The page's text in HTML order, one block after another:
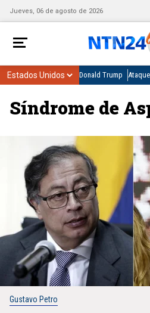
Jueves, 06 de agosto de 2026
Donald Trump
Síndrome de
Gustavo Petro